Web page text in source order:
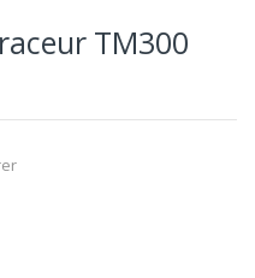
TM300